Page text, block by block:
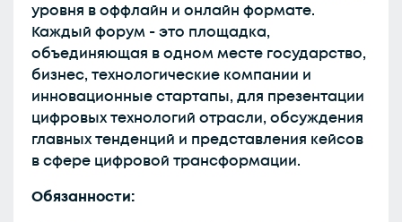
уровня в оффлайн и онлайн формате.
Каждый форум - это площадка,
объединяющая в одном месте государство,
бизнес, технологические компании и
инновационные стартапы, для презентации
цифровых технологий отрасли, обсуждения
главных тенденций и представления кейсов
в сфере цифровой трансформации.
Обязанности: